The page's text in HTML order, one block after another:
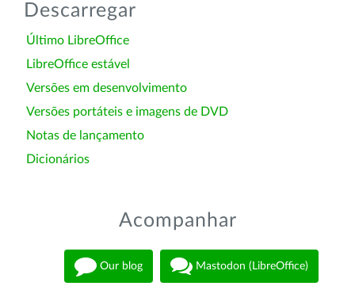
Descarregar
Último LibreOffice
LibreOffice estável
Versões em desenvolvimento
Versões portáteis e imagens de DVD
Notas de lançamento
Dicionários
Acompanhar
Our blog Mastodon (LibreOffice)